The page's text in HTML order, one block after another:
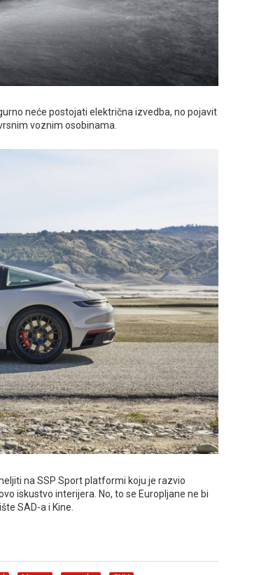
neće postojati električna izvedba, no pojavit
voznim osobinama.
na SSP Sport platformi koju je razvio
iskustvo interijera. No, to se Europljane ne bi
SAD-a i Kine.